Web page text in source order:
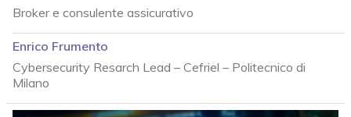
Broker e consulente assicurativo
Enrico Frumento
Cybersecurity Resarch Lead – Cefriel – Politecnico di
Milano